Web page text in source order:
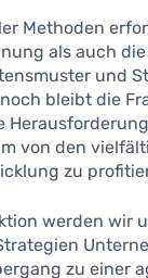
Methoden
als auch
und
bleibt die
von den
zu
werden wir
zu einer